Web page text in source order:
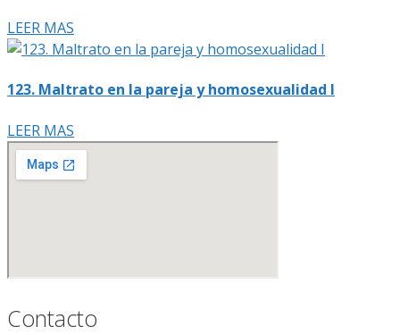
LEER MAS
123. Maltrato en la pareja y homosexualidad I
LEER MAS
Contacto